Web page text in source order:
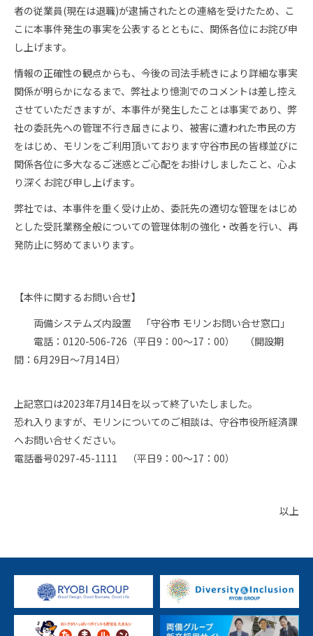
社員の幸せへの取り組み
地域スポーツ貢献
者の従業員(現在は退職)が逮捕されたとの連絡を受けたため、こ
こに本事件発生の事実を公表するとともに、関係各位にお詫び申
し上げます。
情報の正確性の観点からも、今後の司法手続きにより詳細な事実
関係が明らかになるまで、弊社より憶測でのコメントは差し控え
させていただきますが、本事件が発生したことは事実であり、弊
社の委託先への管理不行き届きにより、被害に遭われた市民の方
をはじめ、モリンをご利用頂いております守谷市民の皆様並びに
関係各位に多大なるご迷惑とご心配をお掛けしましたこと、心よ
り深くお詫び申し上げます。
弊社では、本事件を重く受け止め、委託先の適切な管理をはじめ
とした受託業務全般についての管理体制の強化・改善を行い、再
発防止に努めてまいります。
【本件に関するお問い合せ】
両備システムズ内設置 「守谷市 モリンお問い合せ窓口」
電話：0120-506-726（平日9：00～17：00） （開設期
間：6月29日～7月14日）
上記窓口は2023年7月14日を以って終了いたしました。
恐れ入りますが、モリンについてのご相談は、守谷市役所経済課
へお問い合せください。
電話番号0297-45-1111 （平日9：00～17：00）
以上